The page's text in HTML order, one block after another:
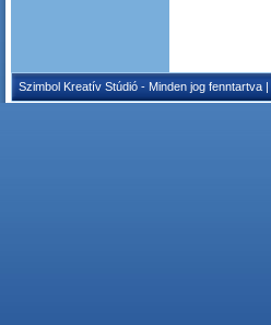
Szimbol Kreatív Stúdió - Minden jog fenntartva |